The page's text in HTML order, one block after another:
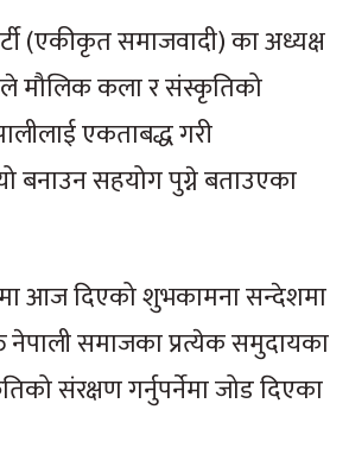
(एकीकृत समाजवादी) का अध्यक्ष
मौलिक कला र संस्कृतिको
एकताबद्ध गरी
बनाउन सहयोग पुग्ने बताउएका
आज दिएको शुभकामना सन्देशमा
नेपाली समाजका प्रत्येक समुदायका
संरक्षण गर्नुपर्नेमा जोड दिएका